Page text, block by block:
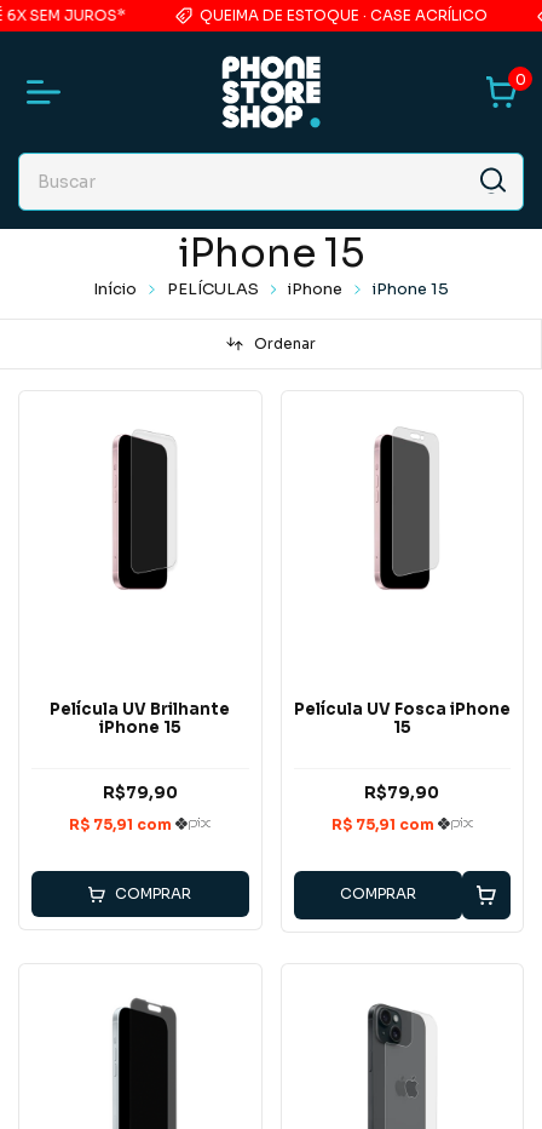
JUROS* QUEIMA DE ESTOQUE · CASE ACRÍLICO
0
iPhone 15
Início PELÍCULAS iPhone iPhone 15
Ordenar
Película UV Brilhante
iPhone 15
R$79,90
COMPRAR
Película UV Fosca iPhone
15
R$79,90
COMPRAR